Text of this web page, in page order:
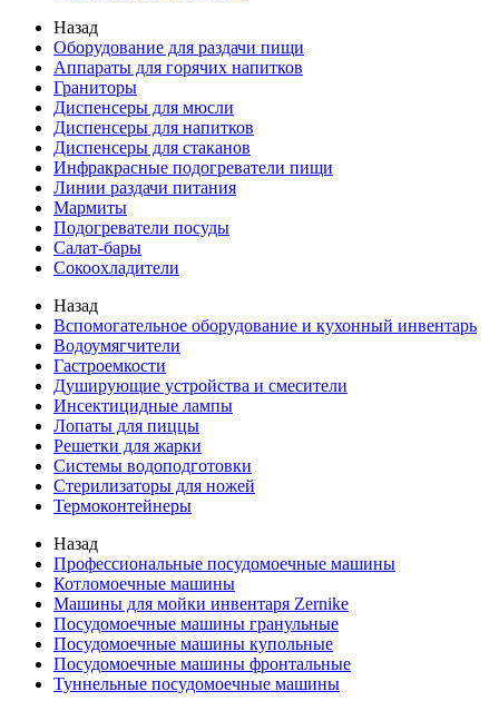
Назад
Оборудование для раздачи пищи
Аппараты для горячих напитков
Граниторы
Диспенсеры для мюсли
Диспенсеры для напитков
Диспенсеры для стаканов
Инфракрасные подогреватели пищи
Линии раздачи питания
Мармиты
Подогреватели посуды
Салат-бары
Сокоохладители
Назад
Вспомогательное оборудование и кухонный инвентарь
Водоумягчители
Гастроемкости
Душирующие устройства и смесители
Инсектицидные лампы
Лопаты для пиццы
Решетки для жарки
Системы водоподготовки
Стерилизаторы для ножей
Термоконтейнеры
Назад
Профессиональные посудомоечные машины
Котломоечные машины
Машины для мойки инвентаря Zernike
Посудомоечные машины гранульные
Посудомоечные машины купольные
Посудомоечные машины фронтальные
Туннельные посудомоечные машины